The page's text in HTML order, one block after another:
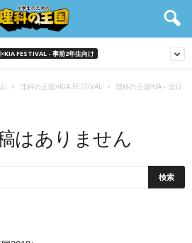
FESTIVAL - 事前2年生向け
理科の王国×KIA FESTIVAL 理科の王国KIA - 当日
はありません